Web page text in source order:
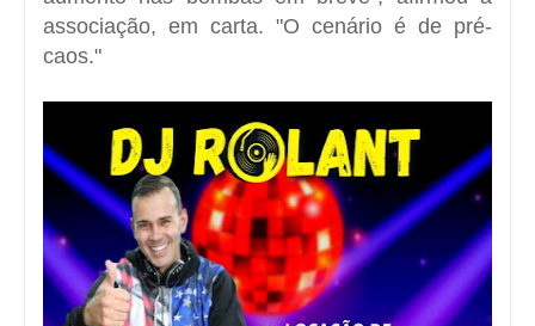
aumento nas bombas em breve", afirmou a
associação, em carta. "O cenário é de pré-
caos."